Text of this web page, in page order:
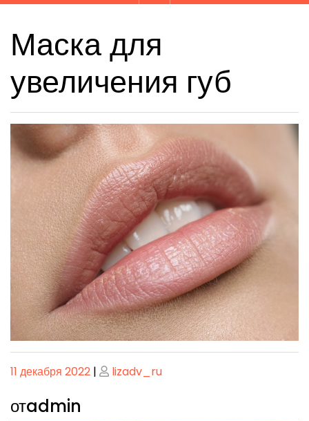
Маска для
увеличения губ
Опубликовано
11 декабря 2022 | Опубликовано
lizadv_ru
отadmin